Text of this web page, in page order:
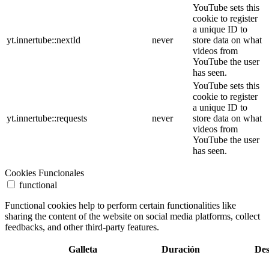
yt.innertube::nextId never
YouTube sets this
cookie to register
a unique ID to
store data on what
videos from
YouTube the user
has seen.
yt.innertube::requests never
YouTube sets this
cookie to register
a unique ID to
store data on what
videos from
YouTube the user
has seen.
Cookies Funcionales
functional
Functional cookies help to perform certain functionalities like
sharing the content of the website on social media platforms, collect
feedbacks, and other third-party features.
Galleta Duración